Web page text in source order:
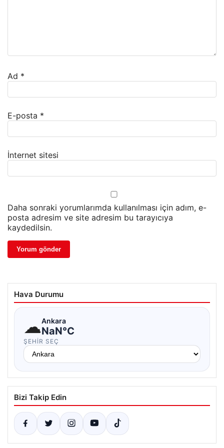
Ad *
E-posta *
İnternet sitesi
Daha sonraki yorumlarımda kullanılması için adım, e-
posta adresim ve site adresim bu tarayıcıya
kaydedilsin.
Hava Durumu
☁Ankara
NaN°C
ŞEHIR SEÇ
Bizi Takip Edin